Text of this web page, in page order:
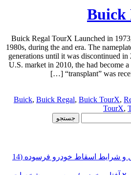
Buick
Buick Regal TourX Launched in
1980s, during the and era. The
generations until it was discontinued
U.S. market in 2010, the had become
“transplant” was
Buick, Buick Regal, Buick TourX,
TourX,
راهنمای کامل مراحل و شرایط اسقاط خودرو فرسوده (14